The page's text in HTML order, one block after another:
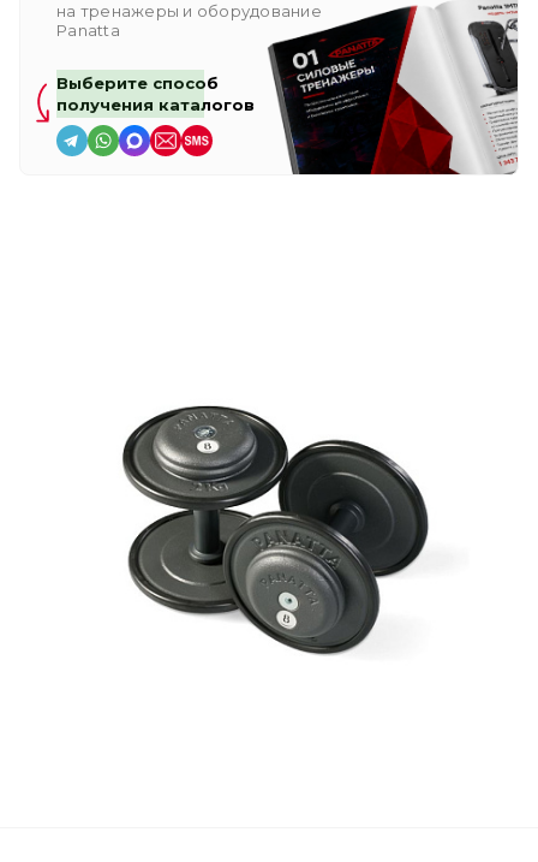
на тренажеры и оборудование
Panatta
Выберите способ
получения каталогов